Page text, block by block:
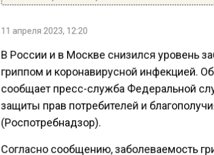
11 апреля 2023, 12:20
В России и в Москве снизился уровень
гриппом и коронавирусной инфекцией.
сообщает пресс-служба Федеральной
защиты прав потребителей и
(Роспотребнадзор).
Согласно сообщению, заболеваемость